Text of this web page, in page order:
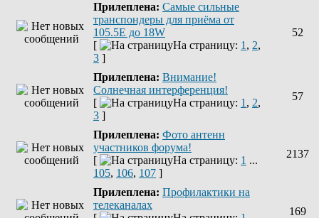
Прилеплена: Самые сильные
транспондеры для приёма от
105.5Е до 18W
[
На страницу: 1 , 2,
3 ]
52
Прилеплена: Внимание!
Солнечная интерференция!
[
На страницу: 1 , 2,
3 ]
57
Прилеплена: Фото антенн
участников форума!
[
На страницу: 1 ...
105, 106, 107 ]
2137
Прилеплена: Профилактики на
телеканалах
169